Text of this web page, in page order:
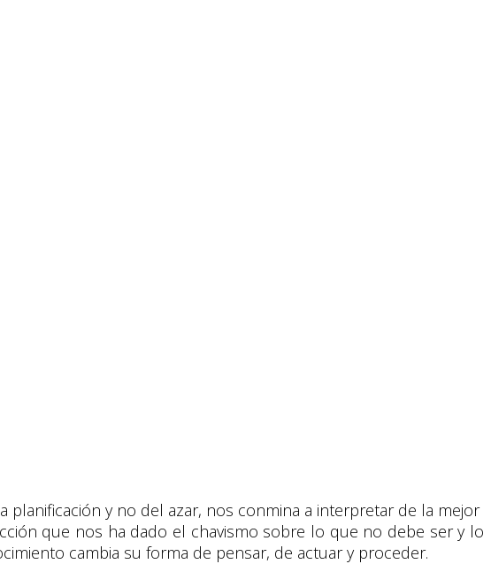
y no del azar, nos conmina a interpretar de la mejor
que nos ha dado el chavismo sobre lo que no debe ser y lo
cambia su forma de pensar, de actuar y proceder.